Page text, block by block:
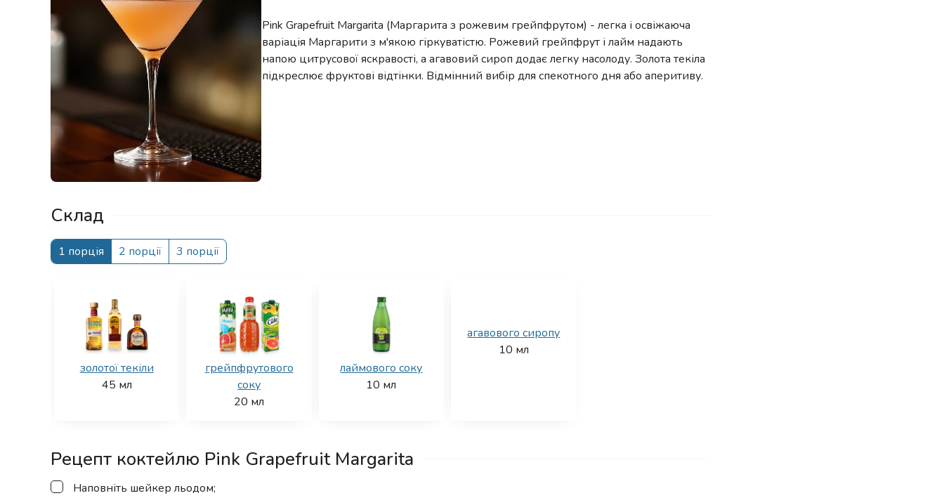
Pink Grapefruit Margarita (Маргарита з рожевим грейпфрутом) - легка і освіжаюча
варіація Маргарити з м'якою гіркуватістю. Рожевий грейпфрут і лайм надають
напою цитрусової яскравості, а агавовий сироп додає легку насолоду. Золота текіла
підкреслює фруктові відтінки. Відмінний вибір для спекотного дня або аперитиву.
Склад
1 порція 2 порції 3 порції
золотої текіли
45 мл
грейпфрутового
соку
20 мл
лаймового соку
10 мл
агавового сиропу
10 мл
Рецепт коктейлю Pink Grapefruit Margarita
▢
Наповніть шейкер льодом;